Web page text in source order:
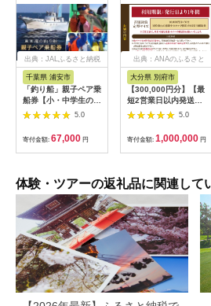
出典：JALふるさと納税
千葉県 浦安市
「釣り船」親子ペア乗
船券【小・中学生のお
子様】
5.0
寄付金額: 67,000 円
出典：ANAのふるさと
大分県 別府市
【300,000円分】【最
短2営業日以内発送】
別府市内の旅館やホテ
助券 楽しい旅の思い
出を！ 宿泊券 大分県
別府市 3000円 15000
円 30万円 ホテル 旅
館 温泉 旅行 観光 ト
ケット クーポン 宿泊
お泊り 別府温泉 別府
観光 地獄めぐり 旅 お
すすめ 人気 体験型 節
約_B030-007
5.0
寄付金額: 1,000,000 円
体験・ツアーの返礼品に関連して